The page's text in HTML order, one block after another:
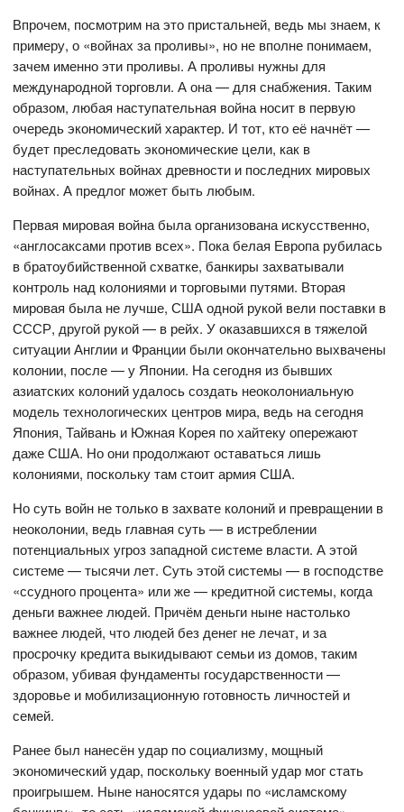
Впрочем, посмотрим на это пристальней, ведь мы знаем, к
примеру, о «войнах за проливы», но не вполне понимаем,
зачем именно эти проливы. А проливы нужны для
международной торговли. А она — для снабжения. Таким
образом, любая наступательная война носит в первую
очередь экономический характер. И тот, кто её начнёт —
будет преследовать экономические цели, как в
наступательных войнах древности и последних мировых
войнах. А предлог может быть любым.
Первая мировая война была организована искусственно,
«англосаксами против всех». Пока белая Европа рубилась
в братоубийственной схватке, банкиры захватывали
контроль над колониями и торговыми путями. Вторая
мировая была не лучше, США одной рукой вели поставки в
СССР, другой рукой — в рейх. У оказавшихся в тяжелой
ситуации Англии и Франции были окончательно выхвачены
колонии, после — у Японии. На сегодня из бывших
азиатских колоний удалось создать неоколониальную
модель технологических центров мира, ведь на сегодня
Япония, Тайвань и Южная Корея по хайтеку опережают
даже США. Но они продолжают оставаться лишь
колониями, поскольку там стоит армия США.
Но суть войн не только в захвате колоний и превращении в
неоколонии, ведь главная суть — в истреблении
потенциальных угроз западной системе власти. А этой
системе — тысячи лет. Суть этой системы — в господстве
«ссудного процента» или же — кредитной системы, когда
деньги важнее людей. Причём деньги ныне настолько
важнее людей, что людей без денег не лечат, и за
просрочку кредита выкидывают семьи из домов, таким
образом, убивая фундаменты государственности —
здоровье и мобилизационную готовность личностей и
семей.
Ранее был нанесён удар по социализму, мощный
экономический удар, поскольку военный удар мог стать
проигрышем. Ныне наносятся удары по «исламскому